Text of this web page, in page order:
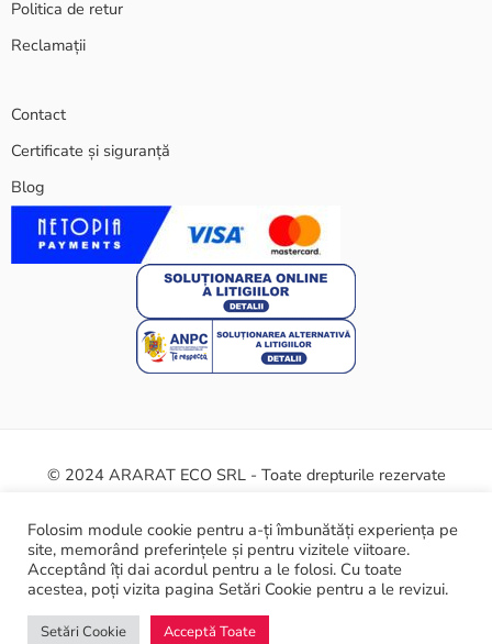
Politica de retur
Reclamații
Contact
Certificate și siguranță
Blog
© 2024 ARARAT ECO SRL - Toate drepturile rezervate
Termeni și condiții Politica cookie Certificate și siguranță
ANPC
Folosim module cookie pentru a-ți îmbunătăți experiența pe
site, memorând preferințele și pentru vizitele viitoare.
Acceptând îți dai acordul pentru a le folosi. Cu toate
acestea, poți vizita pagina Setări Cookie pentru a le revizui.
Setări Cookie Acceptă Toate